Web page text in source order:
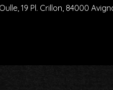
19 Pl. Crillon, 84000